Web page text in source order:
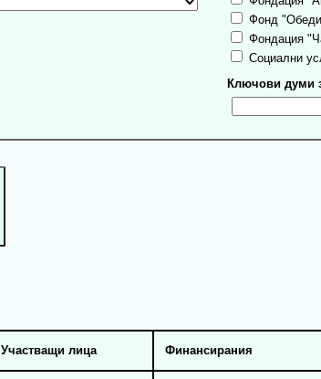
Фонд
Фондация
Социални
Ключови думи
Участващи лица Финансирания